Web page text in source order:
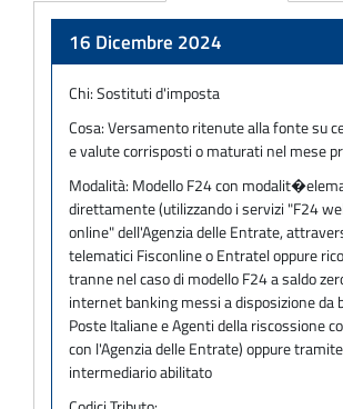
16 Dicembre 2024
Chi:Sostituti d'imposta
Cosa:Versamento ritenute alla fonte su
e valute corrisposti o maturati nel mese
Modalità: Modello F24 con
direttamente (utilizzando i servizi "F24
online" dell'Agenzia delle Entrate,
telematici Fisconline o Entratel oppure
tranne nel caso di modello F24 a saldo
internet banking messi a disposizione da
Poste Italiane e Agenti della riscossione
con l'Agenzia delle Entrate) oppure tramite
intermediario abilitato